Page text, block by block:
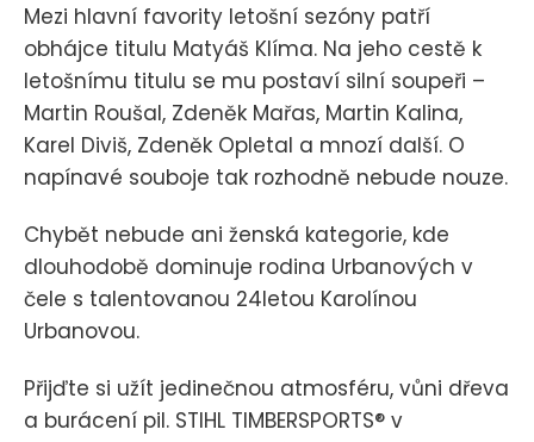
Mezi hlavní favority letošní sezóny patří
obhájce titulu Matyáš Klíma. Na jeho cestě k
letošnímu titulu se mu postaví silní soupeři –
Martin Roušal, Zdeněk Mařas, Martin Kalina,
Karel Diviš, Zdeněk Opletal a mnozí další. O
napínavé souboje tak rozhodně nebude nouze.
Chybět nebude ani ženská kategorie, kde
dlouhodobě dominuje rodina Urbanových v
čele s talentovanou 24letou Karolínou
Urbanovou.
Přijďte si užít jedinečnou atmosféru, vůni dřeva
a burácení pil. STIHL TIMBERSPORTS® v